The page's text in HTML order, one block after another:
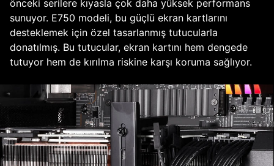
önceki serilere kıyasla çok daha yüksek performans
sunuyor. E750 modeli, bu güçlü ekran kartlarını
desteklemek için özel tasarlanmış tutucularla
donatılmış. Bu tutucular, ekran kartını hem dengede
tutuyor hem de kırılma riskine karşı koruma sağlıyor.